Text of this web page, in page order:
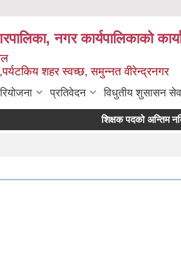
नगर कार्यपालिकाको
शहर स्वच्छ, समुन्नत वीरेन्द्रनगर
प्रतिवेदन विधुतीय शुसासन
शिक्षक पदको अन्तिम नतिजा